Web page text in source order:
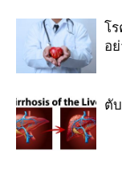
โ
อ
ตั